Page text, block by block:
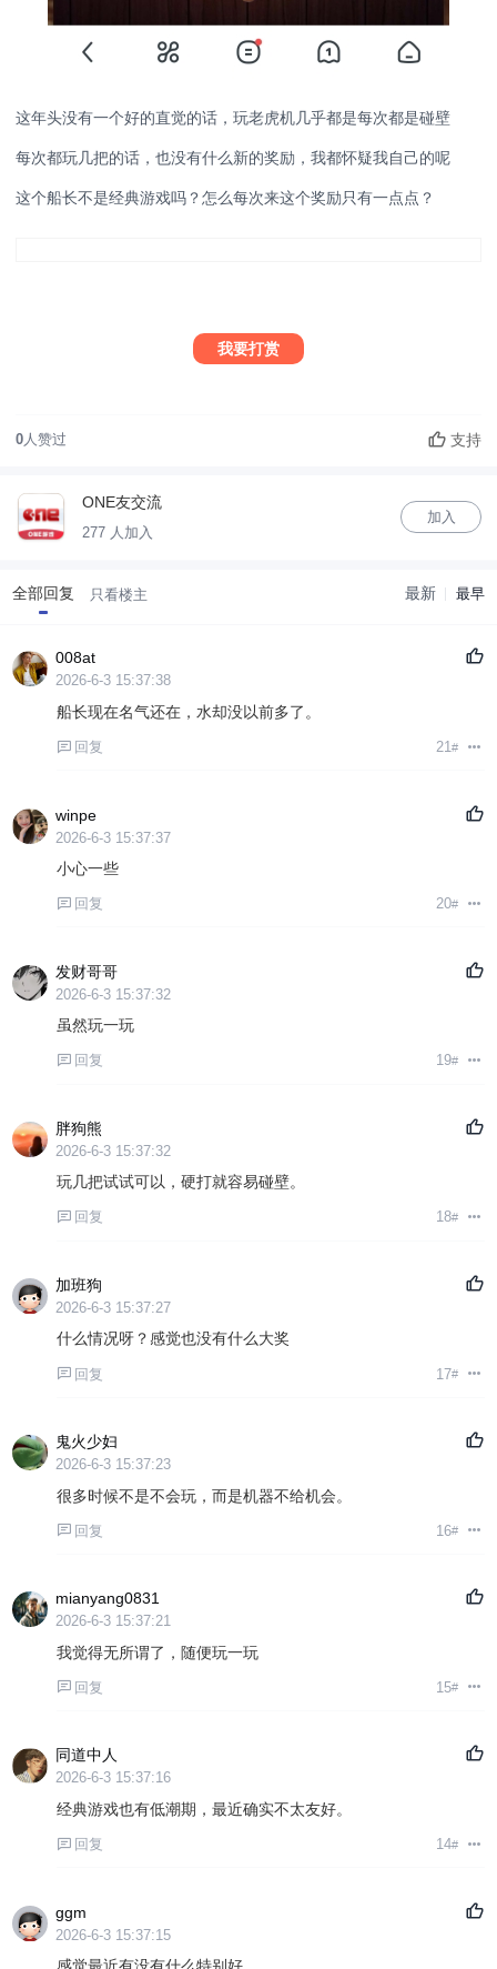
这年头没有一个好的直觉的话，玩老虎机几乎都是每次都是碰壁
每次都玩几把的话，也没有什么新的奖励，我都怀疑我自己的呢
这个船长不是经典游戏吗？怎么每次来这个奖励只有一点点？
我要打赏
0人赞过 支持
ONE友交流
277 人加入
加入
全部回复 只看楼主 最新 最早
008at
2026-6-3 15:37:38
船长现在名气还在，水却没以前多了。
回复 21#
winpe
2026-6-3 15:37:37
小心一些
回复 20#
发财哥哥
2026-6-3 15:37:32
虽然玩一玩
回复 19#
胖狗熊
2026-6-3 15:37:32
玩几把试试可以，硬打就容易碰壁。
回复 18#
加班狗
2026-6-3 15:37:27
什么情况呀？感觉也没有什么大奖
回复 17#
鬼火少妇
2026-6-3 15:37:23
很多时候不是不会玩，而是机器不给机会。
回复 16#
mianyang0831
2026-6-3 15:37:21
我觉得无所谓了，随便玩一玩
回复 15#
同道中人
2026-6-3 15:37:16
经典游戏也有低潮期，最近确实不太友好。
回复 14#
ggm
2026-6-3 15:37:15